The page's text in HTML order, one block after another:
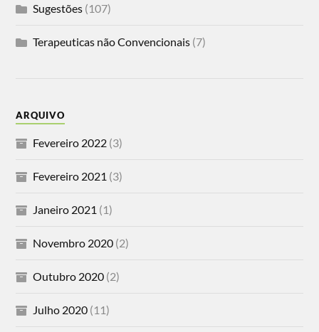
Sugestões (107)
Terapeuticas não Convencionais (7)
ARQUIVO
Fevereiro 2022 (3)
Fevereiro 2021 (3)
Janeiro 2021 (1)
Novembro 2020 (2)
Outubro 2020 (2)
Julho 2020 (11)